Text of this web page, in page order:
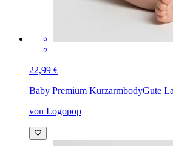
22,99 €
Baby Premium KurzarmbodyGute
von Logopop